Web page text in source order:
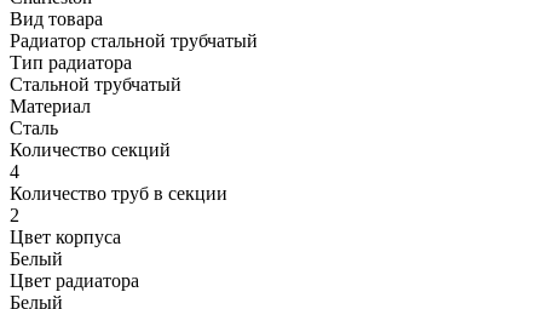
Вид товара
Радиатор стальной трубчатый
Тип радиатора
Стальной трубчатый
Материал
Сталь
Количество секций
4
Количество труб в секции
2
Цвет корпуса
Белый
Цвет радиатора
Белый